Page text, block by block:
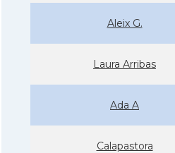
Aleix G.
Laura Arribas
Ada A
Calapastora